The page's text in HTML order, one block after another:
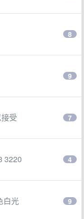
8
9
受 7
3220 4
白光 9